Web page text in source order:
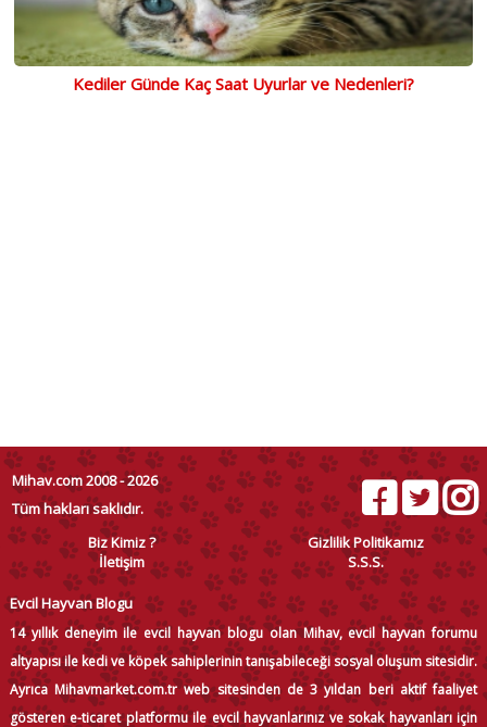
Kediler Günde Kaç Saat Uyurlar ve Nedenleri?
Mihav.com 2008 - 2026
Tüm hakları saklıdır.
Biz Kimiz ?
Gizlilik Politikamız
İletişim
S.S.S.
Evcil Hayvan Blogu
14 yıllık deneyim ile evcil hayvan blogu olan Mihav, evcil hayvan forumu
altyapısı ile kedi ve köpek sahiplerinin tanışabileceği sosyal oluşum sitesidir.
Ayrıca Mihavmarket.com.tr web sitesinden de 3 yıldan beri aktif faaliyet
gösteren e-ticaret platformu ile evcil hayvanlarınız ve sokak hayvanları için